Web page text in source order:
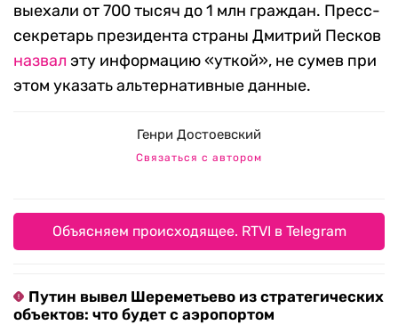
выехали от 700 тысяч до 1 млн граждан. Пресс-
секретарь президента страны Дмитрий Песков
назвал эту информацию «уткой», не сумев при
этом указать альтернативные данные.
Генри Достоевский
Связаться с автором
Объясняем происходящее. RTVI в Telegram
Путин вывел Шереметьево из стратегических
объектов: что будет с аэропортом